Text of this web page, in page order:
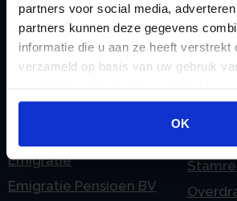
partners voor social media,
partners kunnen deze gegevens
informatie die u aan ze heeft verstrekt
verzameld op basis van uw gebruik
gaat akkoord met onze cookies als u
gebruiken.
OK
Checklist IB 2025 (PDF)
Checklist IB 2025 (Word)
Contact
E
eHerkenning voor uw
Emigratie
Emigratie Pensioen BV
ODV BV
BV